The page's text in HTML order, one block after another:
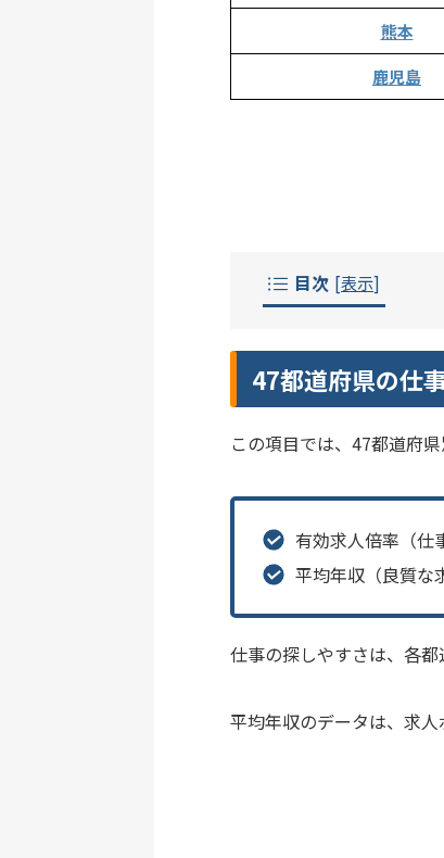
熊本
鹿児島
目次 [表示]
47都道府県の仕
この項目では、47都道府
有効求人倍率（仕
平均年収（良質な
仕事の探しやすさは、各
平均年収のデータは、求